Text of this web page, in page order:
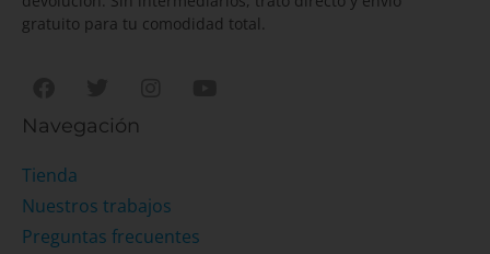
gratuito para tu comodidad total.
Navegación
Tienda
Nuestros trabajos
Preguntas frecuentes